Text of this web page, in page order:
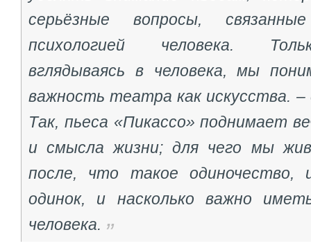
серьёзные вопросы,
психологией человека.
вглядываясь в человека, мы
важность театра как искусства.
Так, пьеса «Пикассо» поднимает
и смысла жизни; для чего мы
после, что такое одиночество,
одинок, и насколько важно
человека.